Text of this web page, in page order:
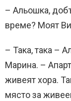
– Альошка,
време? Моят
– Така, така –
Марина. –
живеят хора.
място за